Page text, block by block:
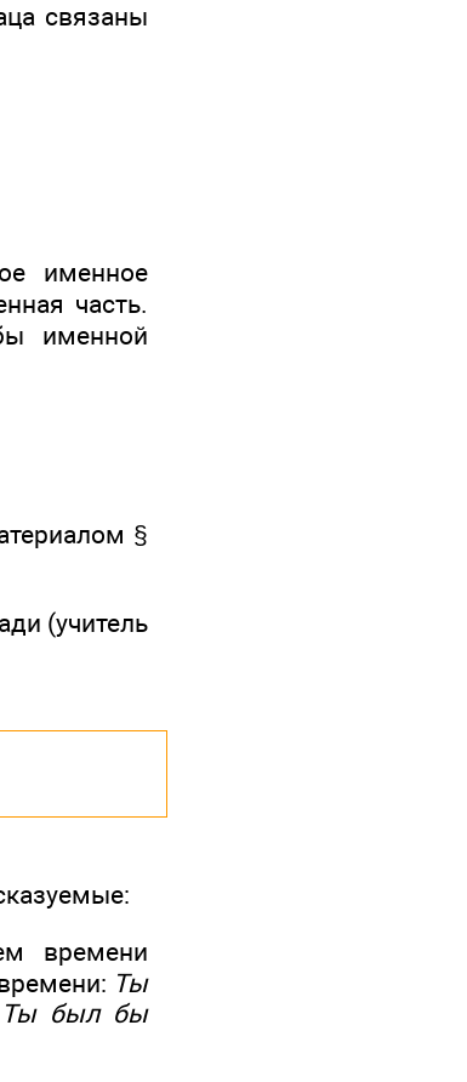
связаны
именное
часть.
именной
§
(учитель
времени
Ты
был бы